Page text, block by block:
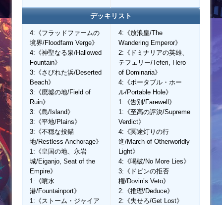
デッキリスト
4:《フラッドファームの
境界/Floodfarm Verge》
4:《神聖なる泉/Hallowed
Fountain》
3:《さびれた浜/Deserted
Beach》
3:《廃墟の地/Field of
Ruin》
3:《島/Island》
3:《平地/Plains》
3:《不穏な投錨
地/Restless Anchorage》
1:《皇国の地、永岩
城/Eiganjo, Seat of the
Empire》
1:《噴水
港/Fountainport》
1:《ストーム・ジャイア
4:《放浪皇/The
Wandering Emperor》
2:《ドミナリアの英雄、
テフェリー/Teferi, Hero
of Dominaria》
4:《ポータブル・ホー
ル/Portable Hole》
1:《告別/Farewell》
1:《至高の評決/Supreme
Verdict》
4:《冥途灯りの行
進/March of Otherworldly
Light》
4:《喝破/No More Lies》
3:《ドビンの拒否
権/Dovin’s Veto》
2:《推理/Deduce》
2:《失せろ/Get Lost》